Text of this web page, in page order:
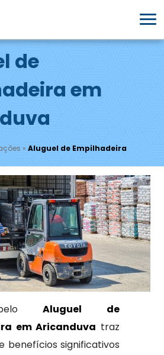
de
em
» Aluguel de Empilhadeira
Aluguel de
em Aricanduva traz
benefícios significativos